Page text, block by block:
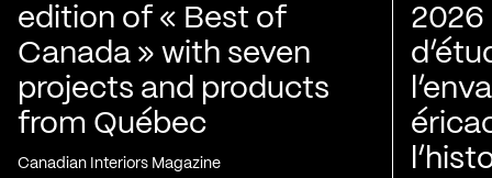
edition of « Best of
Canada » with seven
projects and products
from Québec
Canadian Interiors Magazine
2026